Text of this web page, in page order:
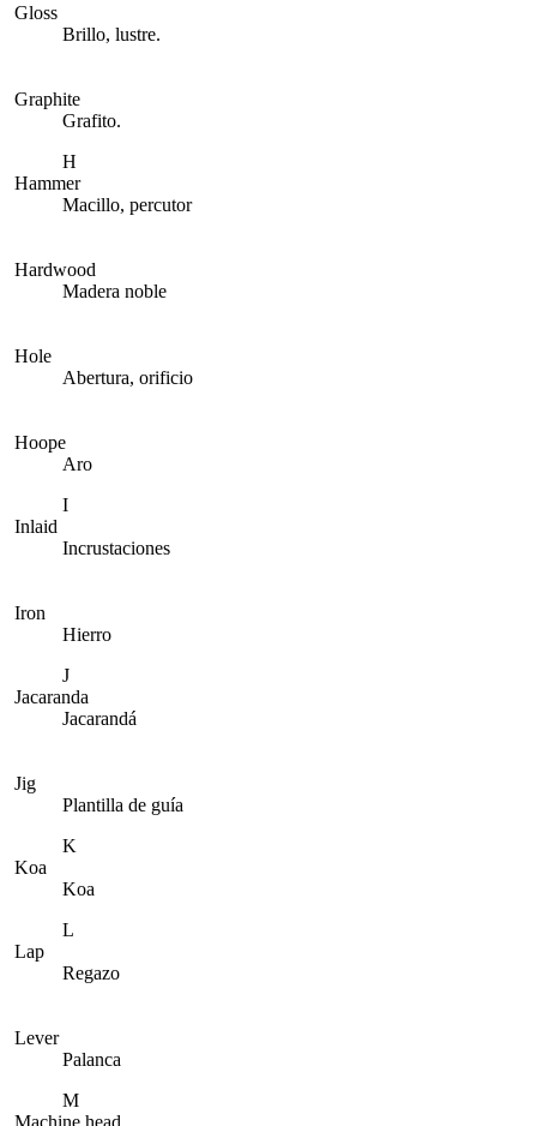
Gloss
Brillo, lustre.
Graphite
Grafito.
H
Hammer
Macillo, percutor
Hardwood
Madera noble
Hole
Abertura, orificio
Hoope
Aro
I
Inlaid
Incrustaciones
Iron
Hierro
J
Jacaranda
Jacarandá
Jig
Plantilla de guía
K
Koa
Koa
L
Lap
Regazo
Lever
Palanca
M
Machine head